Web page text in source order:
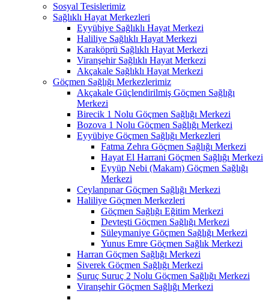
Sosyal Tesislerimiz
Sağlıklı Hayat Merkezleri
Eyyübiye Sağlıklı Hayat Merkezi
Haliliye Sağlıklı Hayat Merkezi
Karaköprü Sağlıklı Hayat Merkezi
Viranşehir Sağlıklı Hayat Merkezi
Akçakale Sağlıklı Hayat Merkezi
Göçmen Sağlığı Merkezlerimiz
Akçakale Güçlendirilmiş Göçmen Sağlığı
Merkezi
Birecik 1 Nolu Göçmen Sağlığı Merkezi
Bozova 1 Nolu Göçmen Sağlığı Merkezi
Eyyübiye Göçmen Sağlığı Merkezleri
Fatma Zehra Göçmen Sağlığı Merkezi
Hayat El Harrani Göçmen Sağlığı Merkezi
Eyyüp Nebi (Makam) Göçmen Sağlığı
Merkezi
Ceylanpınar Göçmen Sağlığı Merkezi
Haliliye Göçmen Merkezleri
Göçmen Sağlığı Eğitim Merkezi
Devteşti Göçmen Sağlığı Merkezi
Süleymaniye Göçmen Sağlığı Merkezi
Yunus Emre Göçmen Sağlık Merkezi
Harran Göçmen Sağlığı Merkezi
Siverek Göçmen Sağlığı Merkezi
Suruç Suruç 2 Nolu Göçmen Sağlığı Merkezi
Viranşehir Göçmen Sağlığı Merkezi